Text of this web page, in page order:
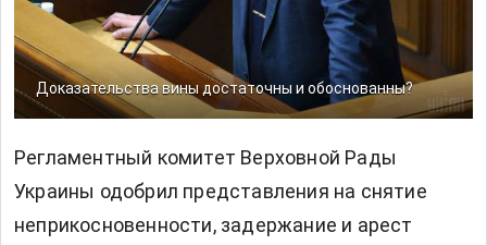
Доказательства вины достаточны и обоснованны?
Регламентный комитет Верховной Рады
Украины одобрил представления на снятие
неприкосновенности, задержание и арест